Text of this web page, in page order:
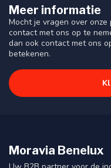
Meer informatie
Mocht je vragen over
contact met ons op te
dan ook contact met ons
betekenen.
Moravia Benelux